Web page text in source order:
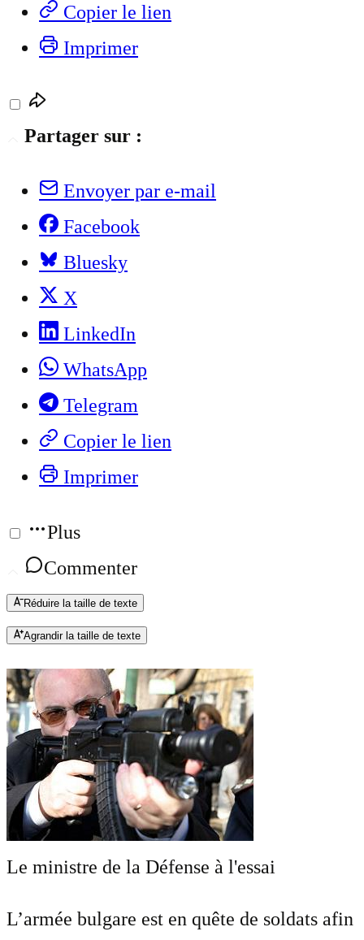
Copier le lien
Imprimer
Partager sur :
Envoyer par e-mail
Facebook
Bluesky
X
LinkedIn
WhatsApp
Telegram
Copier le lien
Imprimer
Plus
Commenter
Réduire la taille de texte
Agrandir la taille de texte
Le ministre de la Défense à l'essai
L’armée bulgare est en quête de soldats afin